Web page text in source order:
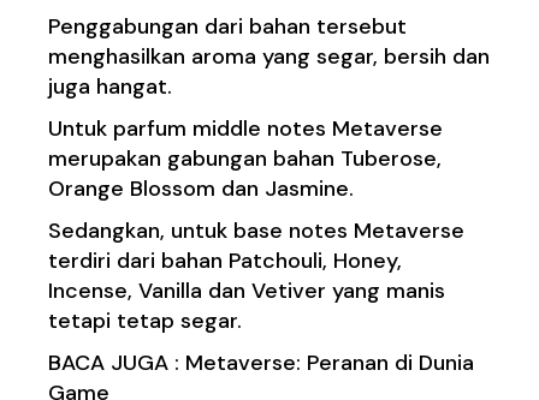
Penggabungan dari bahan tersebut
menghasilkan aroma yang segar, bersih dan
juga hangat.
Untuk parfum middle notes Metaverse
merupakan gabungan bahan Tuberose,
Orange Blossom dan Jasmine.
Sedangkan, untuk base notes Metaverse
terdiri dari bahan Patchouli, Honey,
Incense, Vanilla dan Vetiver yang manis
tetapi tetap segar.
BACA JUGA : Metaverse: Peranan di Dunia
Game